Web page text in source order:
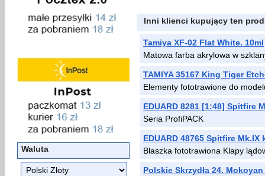
Waluta
Inni klienci kupujący ten
Tamiya XF-02 Flat White. 10ml
Matowa farba akrylowa w
TAMIYA 35167 King Tiger
Elementy fototrawione do
EDUARD 8281 [1:48] Spitfire
Seria ProfiPACK
EDUARD 48765 Spitfire Mk.IX
Blaszka fototrawiona Klapy
Polskie Skrzydła 24.